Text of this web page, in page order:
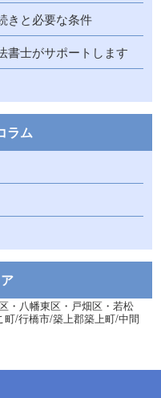
きと必要な条件
書士がサポートします
ラム
・八幡東区・戸畑区・若松
/行橋市/築上郡築上町/中間